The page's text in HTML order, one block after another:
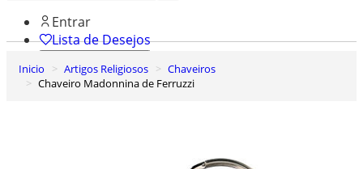
Entrar
Lista de Desejos
0
Carrinho de Compras
Inicio Artigos Religiosos
Chaveiros
Chaveiro Madonnina de Ferruzzi